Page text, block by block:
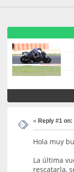
« Reply #1 on:
Hola muy
La última
rescatarla,